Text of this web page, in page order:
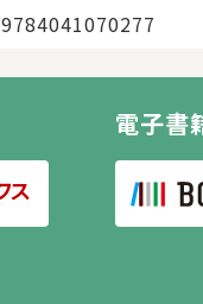
9784041070277
電子書